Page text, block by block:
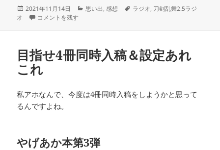
投
稿
2021年11月14日
カ
思い出,感想
タ
ラジオ, 刀剣乱舞2.5ラジ
オ
ラジオっ子だった に
コメントを残す
目指せ4冊同時入稿＆設定あれ
これ
私アホなんで、今度は4冊同時入稿をしようかと思って
るんですよね。
やげあか本第3弾